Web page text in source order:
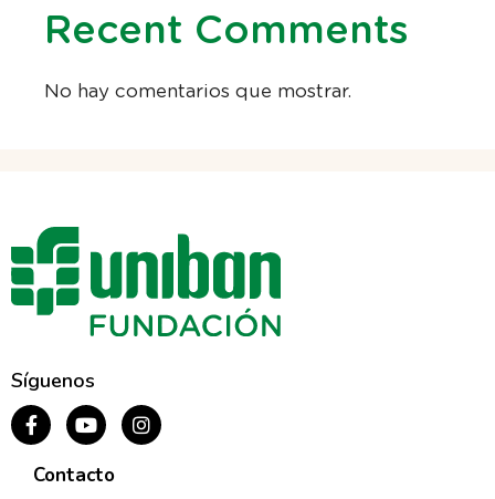
Recent Comments
No hay comentarios que mostrar.
Síguenos
Contacto